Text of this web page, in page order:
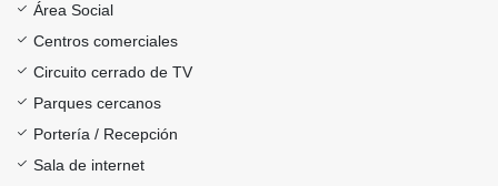
Área Social
Centros comerciales
Circuito cerrado de TV
Parques cercanos
Portería / Recepción
Sala de internet